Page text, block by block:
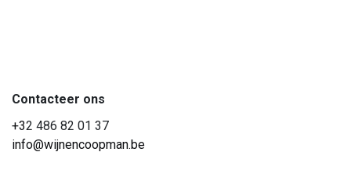
Contacteer ons
+32 486 82 01 37
info@wijnencoopman.be